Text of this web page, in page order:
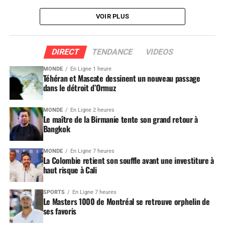
VOIR PLUS
DIRECT TENDANCE VIDEOS
MONDE En Ligne 1 heure
Téhéran et Mascate dessinent un nouveau passage
dans le détroit d’Ormuz
MONDE En Ligne 2 heures
Le maître de la Birmanie tente son grand retour à
Bangkok
MONDE En Ligne 7 heures
La Colombie retient son souffle avant une investiture à
haut risque à Cali
SPORTS En Ligne 7 heures
Le Masters 1000 de Montréal se retrouve orphelin de
ses favoris